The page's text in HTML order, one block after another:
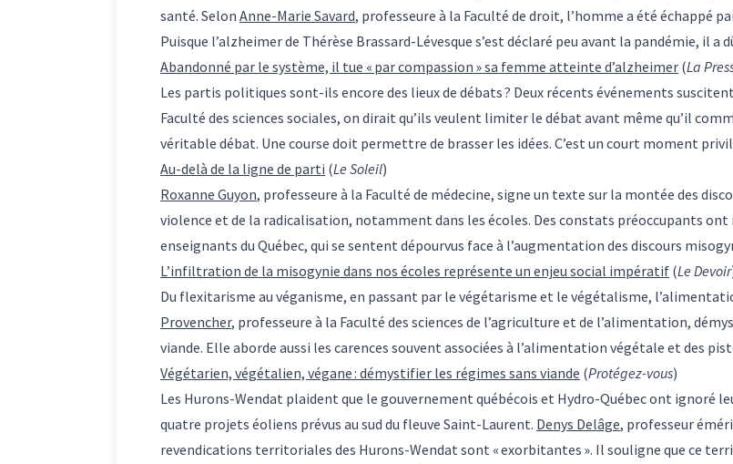
santé. Selon Anne-Marie Savard, professeure à la Faculté de droit, l’homme a été échappé
Puisque l’alzheimer de Thérèse Brassard-Lévesque s’est déclaré peu avant la pandémie, il
Abandonné par le système, il tue « par compassion » sa femme atteinte d’alzheimer (La
Les partis politiques sont-ils encore des lieux de débats ? Deux récents événements
Faculté des sciences sociales, on dirait qu’ils veulent limiter le débat avant même qu’il
véritable débat. Une course doit permettre de brasser les idées. C’est un court moment
Au-delà de la ligne de parti (Le Soleil)
Roxanne Guyon, professeure à la Faculté de médecine, signe un texte sur la montée des
violence et de la radicalisation, notamment dans les écoles. Des constats préoccupants
enseignants du Québec, qui se sentent dépourvus face à l’augmentation des discours
L’infiltration de la misogynie dans nos écoles représente un enjeu social impératif (Le Devoir
Du flexitarisme au véganisme, en passant par le végétarisme et le végétalisme,
Provencher, professeure à la Faculté des sciences de l’agriculture et de l’alimentation,
viande. Elle aborde aussi les carences souvent associées à l’alimentation végétale et des
Végétarien, végétalien, végane : démystifier les régimes sans viande (Protégez-vous)
Les Hurons-Wendat plaident que le gouvernement québécois et Hydro-Québec ont ignoré
quatre projets éoliens prévus au sud du fleuve Saint-Laurent. Denys Delâge, professeur
revendications territoriales des Hurons-Wendat sont « exorbitantes ». Il souligne que ce